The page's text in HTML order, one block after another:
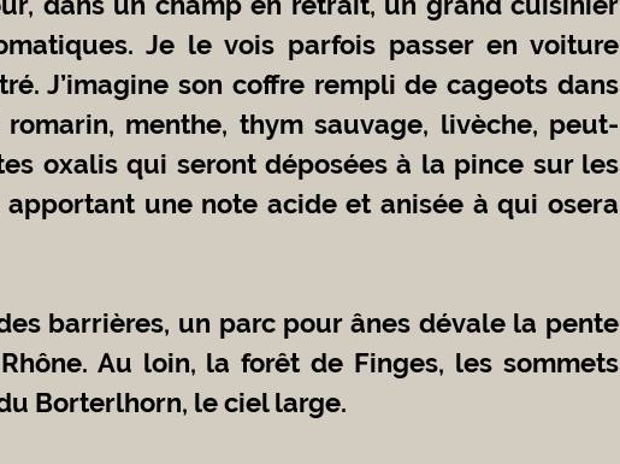
Je le vois parfois passer en voiture
J’imagine son coffre rempli de cageots dans
menthe, thym sauvage, livèche, peut-
oxalis qui seront déposées à la pince sur les
apportant une note acide et anisée à qui osera
Au loin, la forêt de Finges, les sommets
Borterlhorn, le ciel large.